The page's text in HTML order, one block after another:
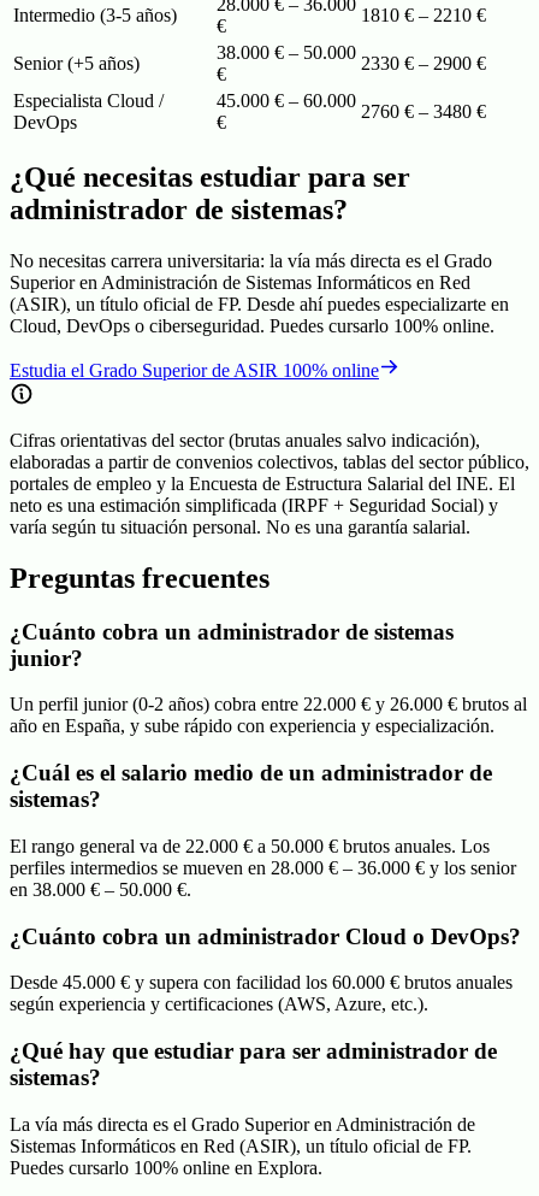
Intermedio (3-5 años)
28.000 € – 36.000
€
1810 € – 2210 €
Senior (+5 años)
38.000 € – 50.000
€
2330 € – 2900 €
Especialista Cloud /
DevOps
45.000 € – 60.000
€
2760 € – 3480 €
¿Qué necesitas estudiar para ser
administrador de sistemas?
No necesitas carrera universitaria: la vía más directa es el Grado
Superior en Administración de Sistemas Informáticos en Red
(ASIR), un título oficial de FP. Desde ahí puedes especializarte en
Cloud, DevOps o ciberseguridad. Puedes cursarlo 100% online.
Estudia el Grado Superior de ASIR 100% online
Cifras orientativas del sector (brutas anuales salvo indicación),
elaboradas a partir de convenios colectivos, tablas del sector público,
portales de empleo y la Encuesta de Estructura Salarial del INE. El
neto es una estimación simplificada (IRPF + Seguridad Social) y
varía según tu situación personal. No es una garantía salarial.
Preguntas frecuentes
¿Cuánto cobra un administrador de sistemas
junior?
Un perfil junior (0-2 años) cobra entre 22.000 € y 26.000 € brutos al
año en España, y sube rápido con experiencia y especialización.
¿Cuál es el salario medio de un administrador de
sistemas?
El rango general va de 22.000 € a 50.000 € brutos anuales. Los
perfiles intermedios se mueven en 28.000 € – 36.000 € y los senior
en 38.000 € – 50.000 €.
¿Cuánto cobra un administrador Cloud o DevOps?
Desde 45.000 € y supera con facilidad los 60.000 € brutos anuales
según experiencia y certificaciones (AWS, Azure, etc.).
¿Qué hay que estudiar para ser administrador de
sistemas?
La vía más directa es el Grado Superior en Administración de
Sistemas Informáticos en Red (ASIR), un título oficial de FP.
Puedes cursarlo 100% online en Explora.